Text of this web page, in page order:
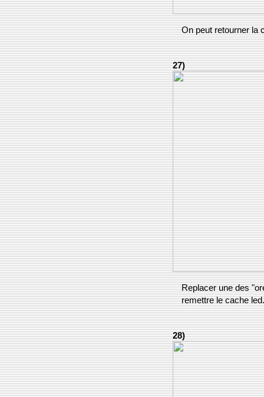
On peut retourner la
27)
Replacer une des
remettre le cache led.
28)